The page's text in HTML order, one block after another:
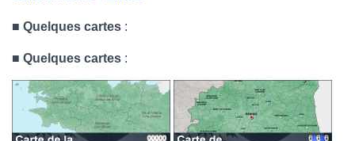
■ Quelques cartes :
■ Quelques cartes :